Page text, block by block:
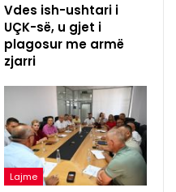
Vdes ish-ushtari i
UÇK-së, u gjet i
plagosur me armë
zjarri
Lajme